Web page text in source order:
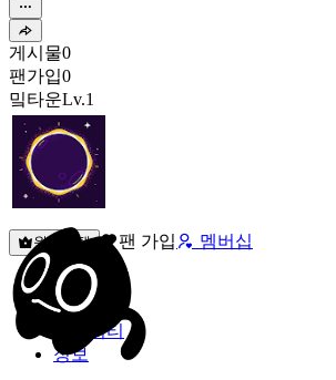
게시물0
팬가입0
밐타운Lv.1
원픽선택 팬 가입 멤버십
밐타운
피드
커뮤니티
정보